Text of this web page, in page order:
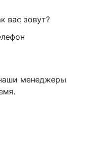
вас зовут?
менеджеры